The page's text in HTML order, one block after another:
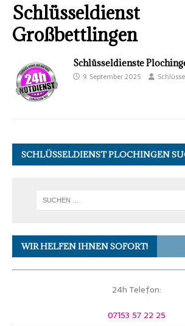
Schlüsseldienst
Großbettlingen
Schlüsseldienste
9. September 2025
SCHLÜSSELDIENST PLOCHINGEN
WIR HELFEN IHNEN SOFORT!
24h Telefon:
07153 57 22 25